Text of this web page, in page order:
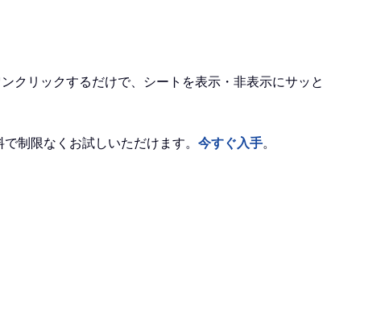
クリックするだけで、シートを表示・非表示にサッと
制限なくお試しいただけます。 今すぐ入手。